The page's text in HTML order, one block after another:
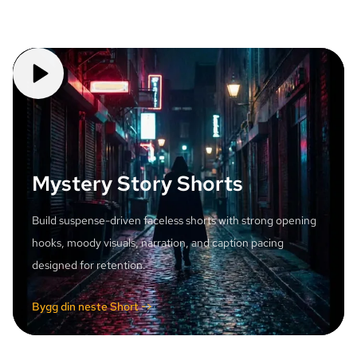
Mystery Story Shorts
Build suspense-driven faceless shorts with strong opening
hooks, moody visuals, narration, and caption pacing
designed for retention.
Bygg din neste Short ->